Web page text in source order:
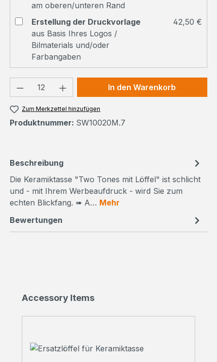
am oberen/unteren Rand
Erstellung der Druckvorlage
aus Basis Ihres Logos /
Bilmaterials und/oder
Farbangaben
42,50 €
Produkt Anzahl: Gib denIn den Warenkorb
Zum Merkzettel hinzufügen
Produktnummer: SW10020M.7
Beschreibung
Die Keramiktasse "Two Tones mit Löffel" ist schlicht
und - mit Ihrem Werbeaufdruck - wird Sie zum
echten Blickfang. ➠ A… Mehr
Bewertungen
Produktgalerie überspringen
Accessory Items